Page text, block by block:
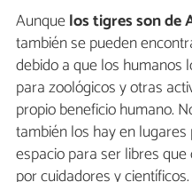
Aunquelos tigres son de
también se pueden
debido a que los humanos
para zoológicos y otras
propio beneficio humano.
también los hay en
espacio para ser libres